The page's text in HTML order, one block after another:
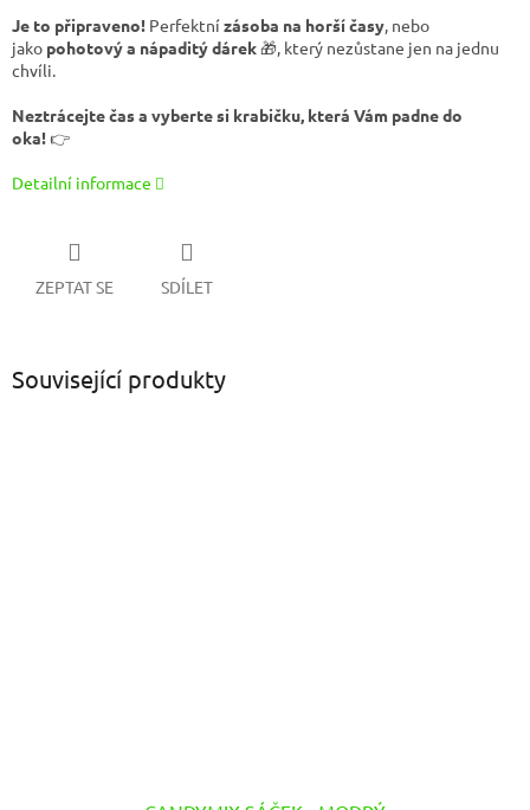
Je to připraveno! Perfektní zásoba na horší časy, nebo
jako pohotový a nápaditý dárek 🎁, který nezůstane jen na jednu
chvíli.
Neztrácejte čas a vyberte si krabičku, která Vám padne do
oka!👉
Detailní informace
ZEPTAT SE SDÍLET
Související produkty